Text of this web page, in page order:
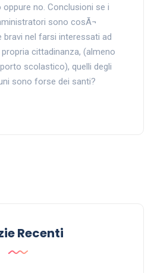
no. Conclusioni se i
sono cosÃ¬
bravi nel farsi interessati ad
propria cittadinanza, (almeno
scolastico), quelli degli
sono forse dei santi?
Recenti